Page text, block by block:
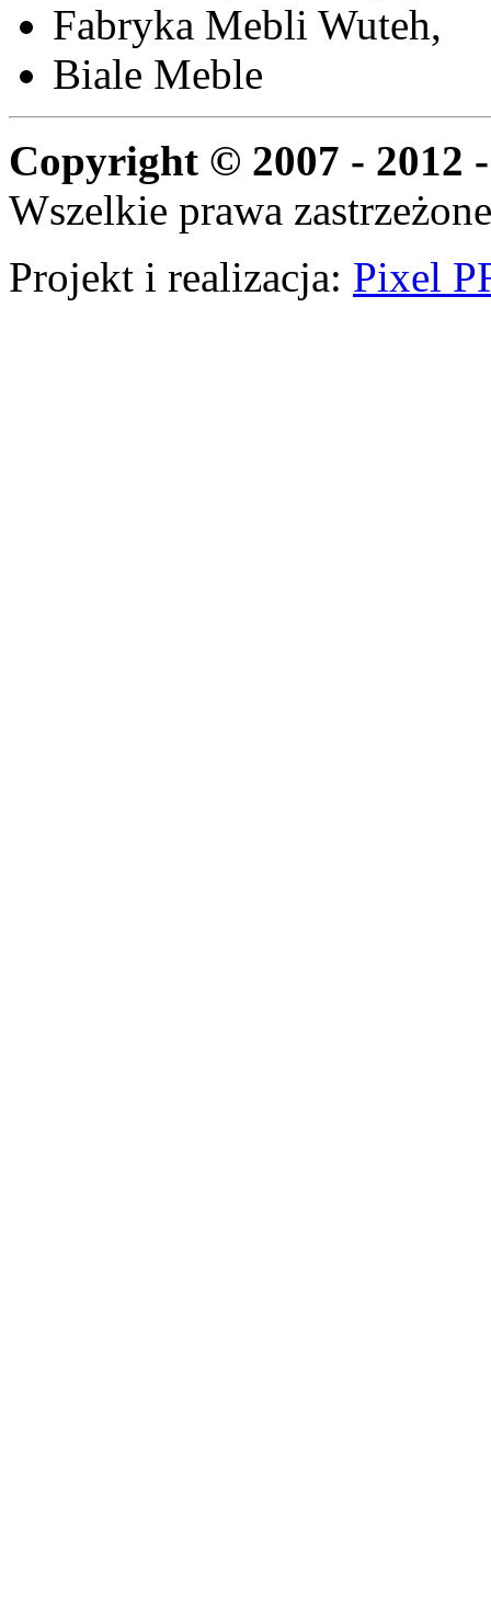
Fabryka Mebli Wuteh,
Biale Meble
Copyright © 2007 - 2012
Wszelkie prawa
Projekt i realizacja: Pixel